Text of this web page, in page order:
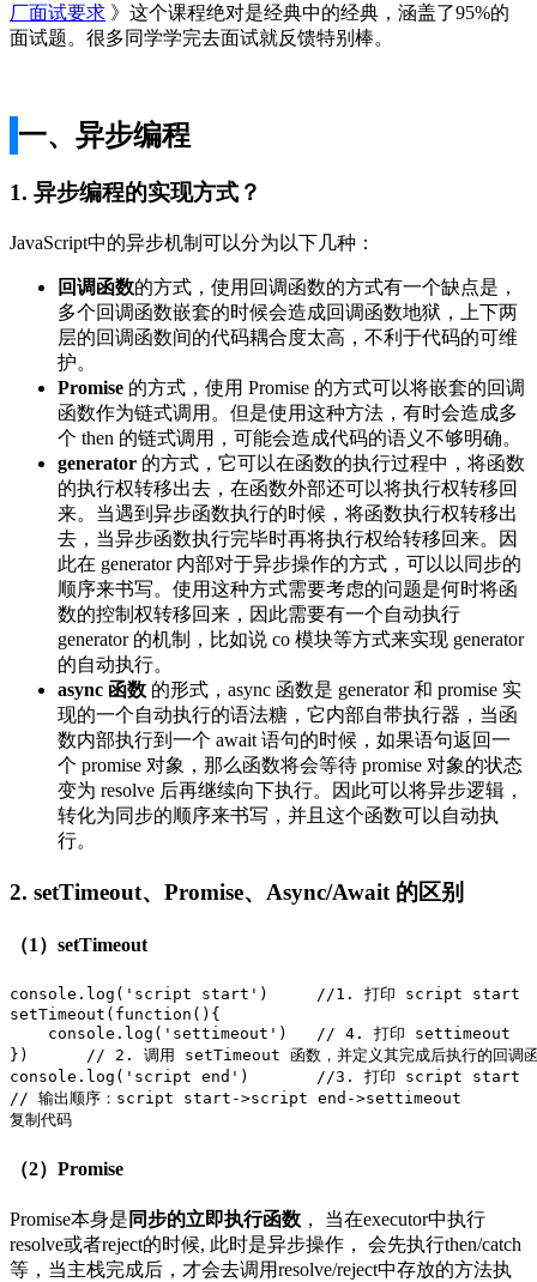
厂面试要求 》这个课程绝对是经典中的经典，涵盖了95%的
面试题。很多同学学完去面试就反馈特别棒。
一、异步编程
1. 异步编程的实现方式？
JavaScript中的异步机制可以分为以下几种：
回调函数的方式，使用回调函数的方式有一个缺点是，
多个回调函数嵌套的时候会造成回调函数地狱，上下两
层的回调函数间的代码耦合度太高，不利于代码的可维
护。
Promise 的方式，使用 Promise 的方式可以将嵌套的回调
函数作为链式调用。但是使用这种方法，有时会造成多
个 then 的链式调用，可能会造成代码的语义不够明确。
generator 的方式，它可以在函数的执行过程中，将函数
的执行权转移出去，在函数外部还可以将执行权转移回
来。当遇到异步函数执行的时候，将函数执行权转移出
去，当异步函数执行完毕时再将执行权给转移回来。因
此在 generator 内部对于异步操作的方式，可以以同步的
顺序来书写。使用这种方式需要考虑的问题是何时将函
数的控制权转移回来，因此需要有一个自动执行
generator 的机制，比如说 co 模块等方式来实现 generator
的自动执行。
async 函数 的形式，async 函数是 generator 和 promise 实
现的一个自动执行的语法糖，它内部自带执行器，当函
数内部执行到一个 await 语句的时候，如果语句返回一
个 promise 对象，那么函数将会等待 promise 对象的状态
变为 resolve 后再继续向下执行。因此可以将异步逻辑，
转化为同步的顺序来书写，并且这个函数可以自动执
行。
2. setTimeout、Promise、Async/Await 的区别
（1）setTimeout
console .log( 'script start'
//1. 打印 script start
setTimeout ( function () {
console .log( 'settimeout'
// 4. 打印 settimeout
// 2. 调用 setTimeout 函数，并定义其完成后执行的回调
console .log( 'script end'
//3. 打印 script start
// 输出顺序：script start->script end->settimeout
复制代码
（2）Promise
Promise本身是 同步的立即执行函数 ， 当在executor中执行
resolve或者reject的时候, 此时是异步操作， 会先执行then/catch
等，当主栈完成后，才会去调用resolve/reject中存放的方法执